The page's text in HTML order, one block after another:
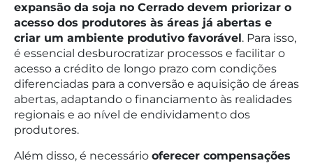
expansão da soja no Cerrado devem priorizar o
acesso dos produtores às áreas já abertas e
criar um ambiente produtivo favorável. Para isso,
é essencial desburocratizar processos e facilitar o
acesso a crédito de longo prazo com condições
diferenciadas para a conversão e aquisição de áreas
abertas, adaptando o financiamento às realidades
regionais e ao nível de endividamento dos
produtores.
Além disso, é necessário oferecer compensações